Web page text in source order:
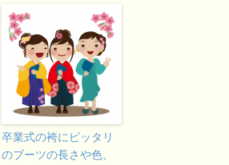
卒業式の袴にピッタリ
のブーツの長さや色、